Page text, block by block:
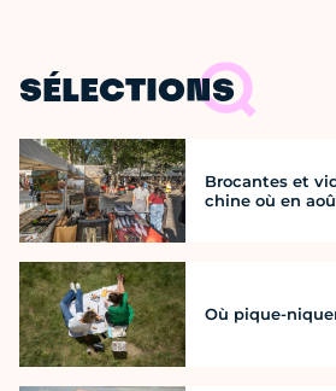
SÉLECTIONS
Brocantes et
chine où en
Où pique-